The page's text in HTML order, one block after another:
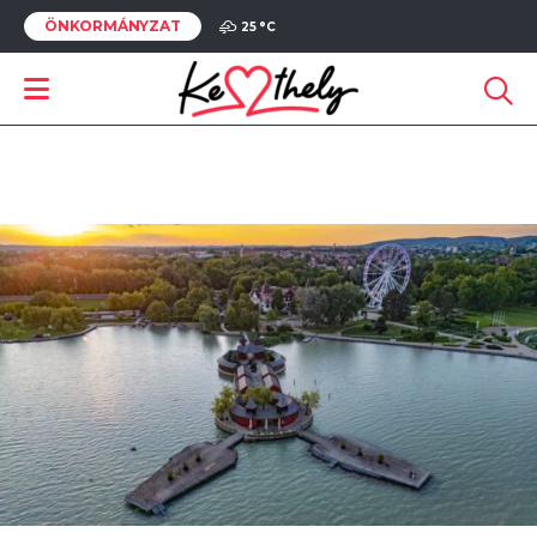
ÖNKORMÁNYZAT 25 °C